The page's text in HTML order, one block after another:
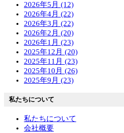
2026年5月 (12)
2026年4月 (22)
2026年3月 (22)
2026年2月 (20)
2026年1月 (23)
2025年12月 (20)
2025年11月 (23)
2025年10月 (26)
2025年9月 (23)
私たちについて
私たちについて
会社概要